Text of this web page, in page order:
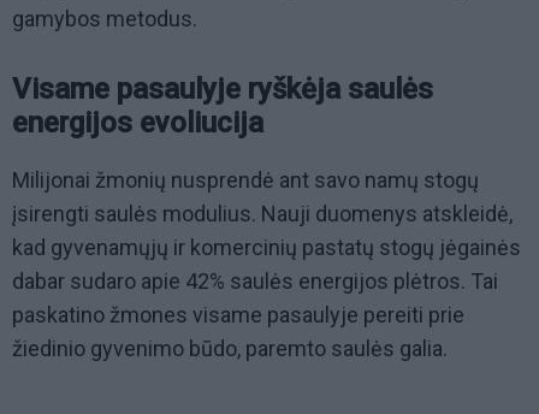
gamybos metodus.
Visame pasaulyje ryškėja saulės
energijos evoliucija
Milijonai žmonių nusprendė ant savo namų stogų
įsirengti saulės modulius. Nauji duomenys atskleidė,
kad gyvenamųjų ir komercinių pastatų stogų jėgainės
dabar sudaro apie 42% saulės energijos plėtros. Tai
paskatino žmones visame pasaulyje pereiti prie
žiedinio gyvenimo būdo, paremto saulės galia.